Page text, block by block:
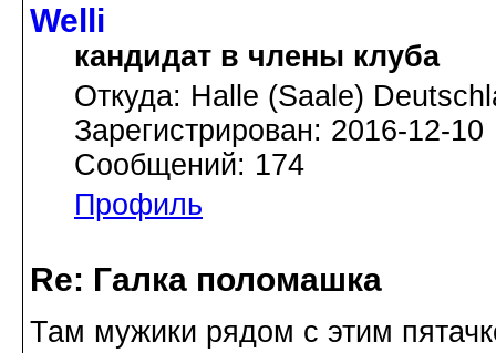
Welli
кандидат в члены клуба
Откуда: Halle (Saale)
Зарегистрирован: 2016-12-10
Сообщений: 174
Профиль
Re: Галка поломашка
Там мужики рядом с этим